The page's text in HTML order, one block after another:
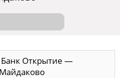
Банк Открытие —